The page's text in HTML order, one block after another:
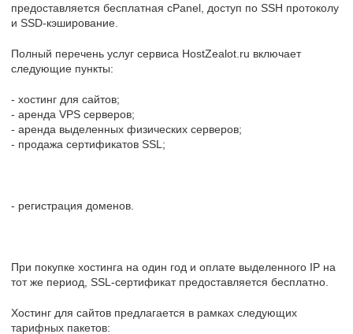
предоставляется бесплатная cPanel, доступ по SSH протоколу
и SSD-кэширование.
Полный перечень услуг сервиса HostZealot.ru включает
следующие пункты:
- хостинг для сайтов;
- аренда VPS серверов;
- аренда выделенных физических серверов;
- продажа сертификатов SSL;
- регистрация доменов.
При покупке хостинга на один год и оплате выделенного IP на
тот же период, SSL-сертификат предоставляется бесплатно.
Хостинг для сайтов предлагается в рамках следующих
тарифных пакетов: